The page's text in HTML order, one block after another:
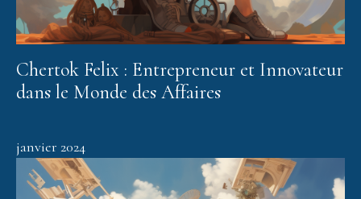
Chertok Felix : Entrepreneur et Innovateur
dans le Monde des Affaires
janvier 2024